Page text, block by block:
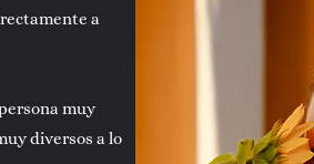
a
muy
diversos a lo